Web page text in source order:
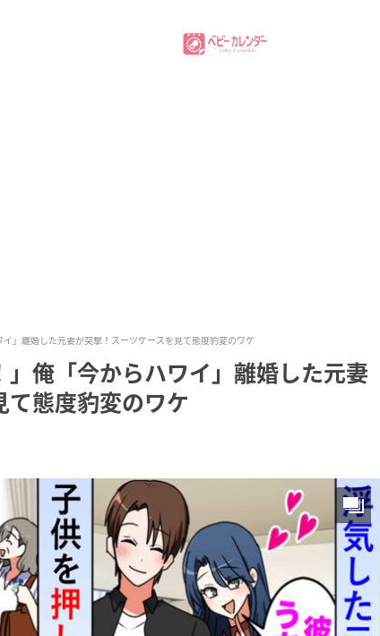
」離婚した元妻が突撃！スーツケースを見て態度豹変のワケ
俺「今からハワイ」離婚した元妻
て態度豹変のワケ